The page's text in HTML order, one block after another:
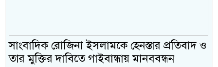
সাংবাদিক রোজিনা ইসলামকে হেনস্তার প্রতিবাদ ও
তার মুক্তির দাবিতে গাইবান্ধায় মানববন্ধন